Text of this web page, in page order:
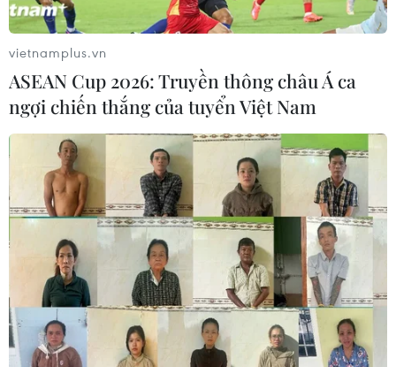
vietnamplus.vn
ASEAN Cup 2026: Truyền thông châu Á ca
ngợi chiến thắng của tuyển Việt Nam